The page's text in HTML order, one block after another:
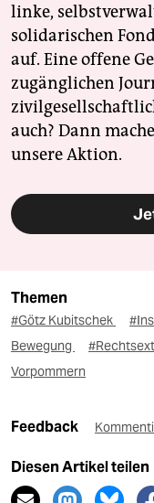
linke,
solidarischen
auf. Eine offene
zugänglichen
auch? Dann
unsere Aktion.
Themen
#Götz Kubitschek
Bewegung
Vorpommern
Feedback
Diesen Artikel teilen